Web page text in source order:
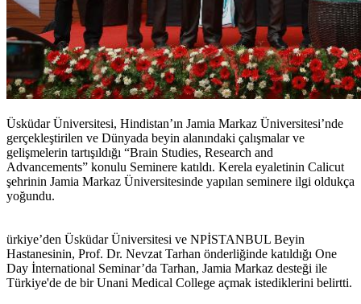
Üsküdar Üniversitesi, Hindistan’ın Jamia Markaz Üniversitesi’nde
gerçekleştirilen ve Dünyada beyin alanındaki çalışmalar ve
gelişmelerin tartışıldığı “Brain Studies, Research and
Advancements” konulu Seminere katıldı. Kerela eyaletinin Calicut
şehrinin Jamia Markaz Üniversitesinde yapılan seminere ilgi oldukça
yoğundu.
ürkiye’den Üsküdar Üniversitesi ve NPİSTANBUL Beyin
Hastanesinin, Prof. Dr. Nevzat Tarhan önderliğinde katıldığı One
Day İnternational Seminar’da Tarhan, Jamia Markaz desteği ile
Türkiye'de de bir Unani Medical College açmak istediklerini belirtti.